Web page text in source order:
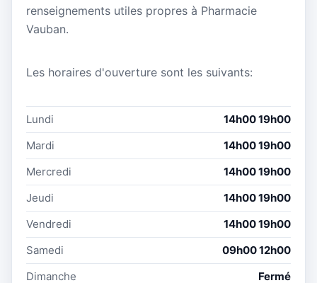
renseignements utiles propres à Pharmacie
Vauban.
Les horaires d'ouverture sont les suivants:
Lundi
14h00 19h00
Mardi
14h00 19h00
Mercredi
14h00 19h00
Jeudi
14h00 19h00
Vendredi
14h00 19h00
Samedi
09h00 12h00
Dimanche
Fermé